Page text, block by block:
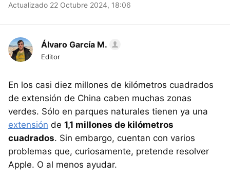
Actualizado 22 Octubre 2024, 18:06
Álvaro García M.
Editor
En los casi diez millones de kilómetros cuadrados
de extensión de China caben muchas zonas
verdes. Sólo en parques naturales tienen ya una
extensión de 1,1 millones de kilómetros
cuadrados. Sin embargo, cuentan con varios
problemas que, curiosamente, pretende resolver
Apple. O al menos ayudar.